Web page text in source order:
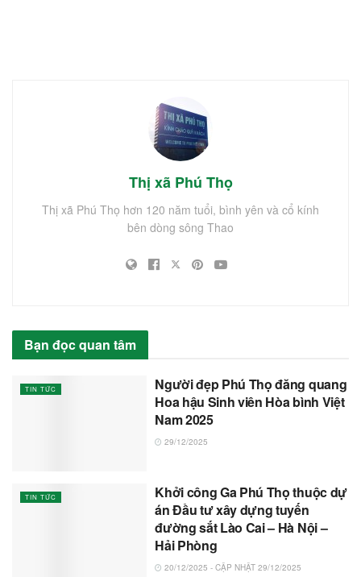
Thị xã Phú Thọ
Thị xã Phú Thọ hơn 120 năm tuổi, bình yên và cổ kính
bên dòng sông Thao
Bạn đọc quan tâm
TIN TỨC
Người đẹp Phú Thọ đăng quang
Hoa hậu Sinh viên Hòa bình Việt
Nam 2025
29/12/2025
TIN TỨC
Khởi công Ga Phú Thọ thuộc dự
án Đầu tư xây dựng tuyến
đường sắt Lào Cai – Hà Nội –
Hải Phòng
20/12/2025 - CẬP NHẬT 29/12/2025